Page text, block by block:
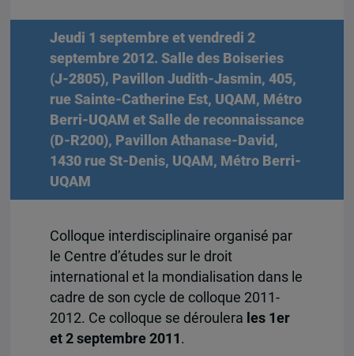
Jeudi 1 septembre et vendredi 2
septembre 2012. Salle des Boiseries
(J-2805), Pavillon Judith-Jasmin, 405,
rue Sainte-Catherine Est, UQAM, Métro
Berri-UQAM et Salle de reconnaissance
(D-R200), Pavillon Athanase-David,
1430 rue St-Denis, UQAM, Métro Berri-
UQAM
Colloque interdisciplinaire organisé par
le Centre d’études sur le droit
international et la mondialisation dans le
cadre de son cycle de colloque 2011-
2012. Ce colloque se déroulera les 1er
et 2 septembre 2011 .